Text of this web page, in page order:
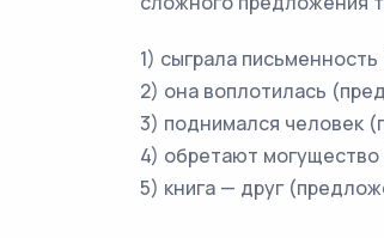
1) сыграла
2) она воплотилась
3) поднимался человек
4) обретают
5) книга — друг